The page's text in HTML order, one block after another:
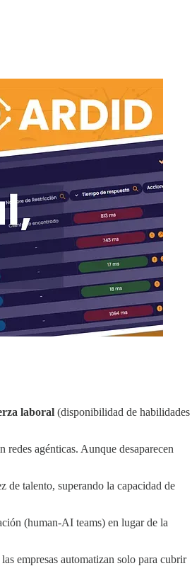
laboral (disponibilidad de habilidades
agénticas. Aunque desaparecen
de talento, superando la capacidad de
(human-AI teams) en lugar de la
empresas automatizan solo para cubrir